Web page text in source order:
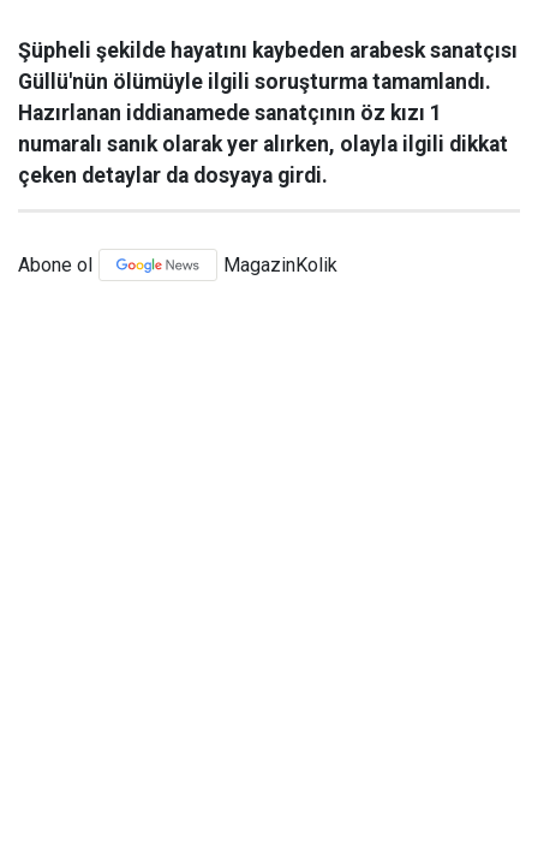
Şüpheli şekilde hayatını kaybeden arabesk sanatçısı
Güllü'nün ölümüyle ilgili soruşturma tamamlandı.
Hazırlanan iddianamede sanatçının öz kızı 1
numaralı sanık olarak yer alırken, olayla ilgili dikkat
çeken detaylar da dosyaya girdi.
Abone ol MagazinKolik